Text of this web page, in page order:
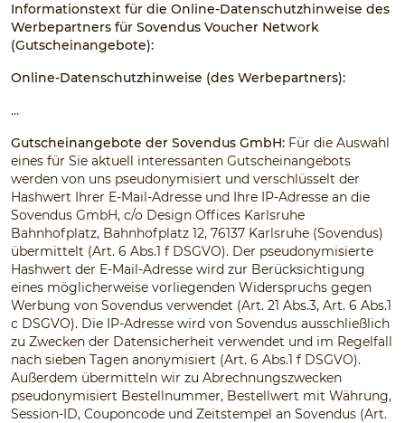
Informationstext für die Online-Datenschutzhinweise des
Werbepartners für Sovendus Voucher Network
(Gutscheinangebote):
Online-Datenschutzhinweise (des Werbepartners):
…
Gutscheinangebote der Sovendus GmbH: Für die Auswahl
eines für Sie aktuell interessanten Gutscheinangebots
werden von uns pseudonymisiert und verschlüsselt der
Hashwert Ihrer E-Mail-Adresse und Ihre IP-Adresse an die
Sovendus GmbH, c/o Design Offices Karlsruhe
Bahnhofplatz, Bahnhofplatz 12, 76137 Karlsruhe (Sovendus)
übermittelt (Art. 6 Abs.1 f DSGVO). Der pseudonymisierte
Hashwert der E-Mail-Adresse wird zur Berücksichtigung
eines möglicherweise vorliegenden Widerspruchs gegen
Werbung von Sovendus verwendet (Art. 21 Abs.3, Art. 6 Abs.1
c DSGVO). Die IP-Adresse wird von Sovendus ausschließlich
zu Zwecken der Datensicherheit verwendet und im Regelfall
nach sieben Tagen anonymisiert (Art. 6 Abs.1 f DSGVO).
Außerdem übermitteln wir zu Abrechnungszwecken
pseudonymisiert Bestellnummer, Bestellwert mit Währung,
Session-ID, Couponcode und Zeitstempel an Sovendus (Art.